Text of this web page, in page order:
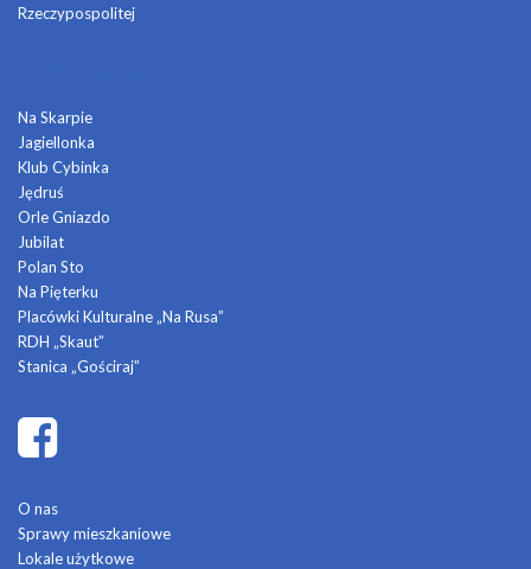
Rzeczypospolitej
Na Skarpie
Jagiellonka
Klub Cybinka
Jędruś
Orle Gniazdo
Jubilat
Polan Sto
Na Pięterku
Placówki Kulturalne „Na Rusa”
RDH „Skaut”
Stanica „Gościraj”
O nas
Sprawy mieszkaniowe
Lokale użytkowe